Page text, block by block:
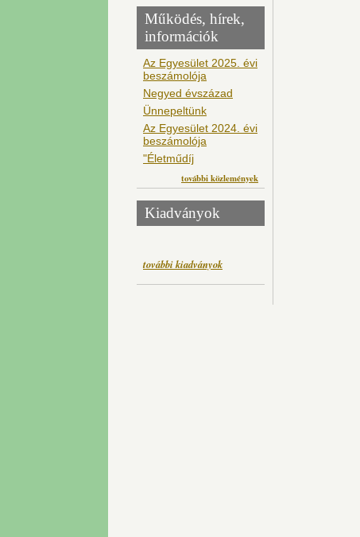
Működés, hírek,
információk
Az Egyesület 2025. évi
beszámolója
Negyed évszázad
Ünnepeltünk
Az Egyesület 2024. évi
beszámolója
"Életműdíj
további közlemények
Kiadványok
további kiadványok